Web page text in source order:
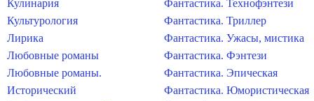
Кулинария
Культурология
Лирика
Любовные романы
Любовные романы.
Исторический
Фантастика. Технофэнтези
Фантастика. Триллер
Фантастика. Ужасы, мистика
Фантастика. Фэнтези
Фантастика. Эпическая
Фантастика. Юмористическая